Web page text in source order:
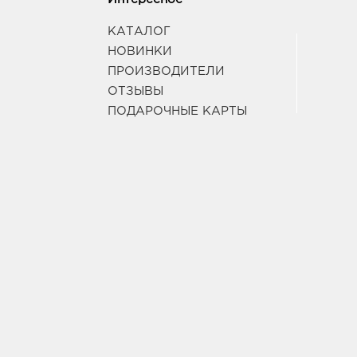
КАТАЛОГ
НОВИНКИ
ПРОИЗВОДИТЕЛИ
ОТЗЫВЫ
ПОДАРОЧНЫЕ КАРТЫ